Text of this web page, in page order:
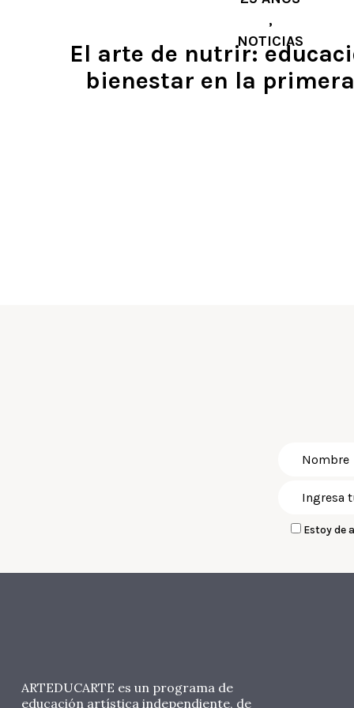
,
NOTICIAS
El arte de nutrir:
bienestar en la
Estoy de
ARTEDUCARTE es un programa de
educación artística independiente, de